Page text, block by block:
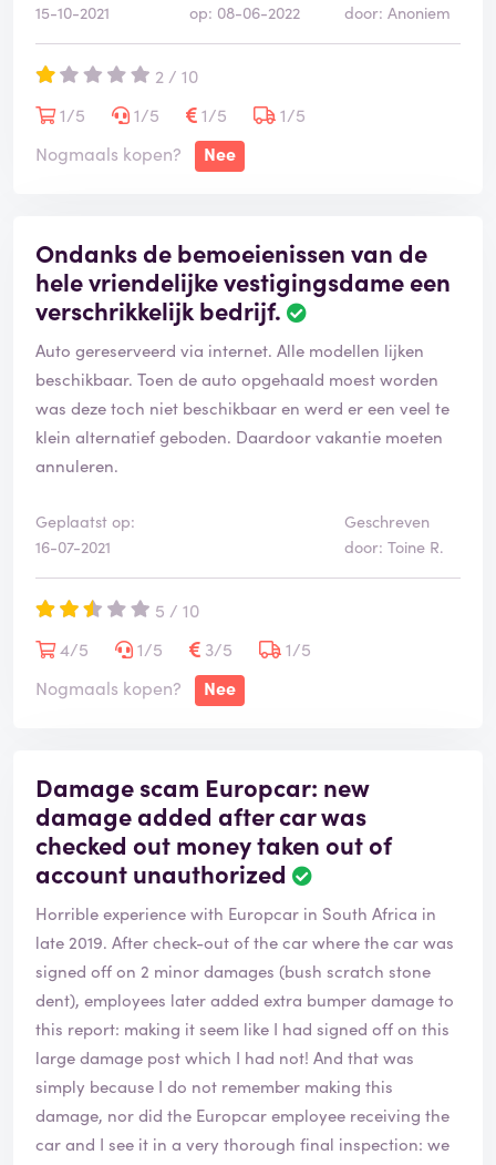
15-10-2021
op: 08-06-2022
door: Anoniem
2 / 10
1/5
1/5 1/5
1/5
Nogmaals kopen?
Nee
Ondanks de bemoeienissen van de
hele vriendelijke vestigingsdame een
verschrikkelijk bedrijf.
Auto gereserveerd via internet. Alle modellen lijken
beschikbaar. Toen de auto opgehaald moest worden
was deze toch niet beschikbaar en werd er een veel te
klein alternatief geboden. Daardoor vakantie moeten
annuleren.
Geplaatst op:
16-07-2021
Geschreven
door: Toine R.
5 / 10
4/5
1/5 3/5
1/5
Nogmaals kopen?
Nee
Damage scam Europcar: new
damage added after car was
checked out money taken out of
account unauthorized
Horrible experience with Europcar in South Africa in
late 2019. After check-out of the car where the car was
signed off on 2 minor damages (bush scratch stone
dent), employees later added extra bumper damage to
this report: making it seem like I had signed off on this
large damage post which I had not! And that was
simply because I do not remember making this
damage, nor did the Europcar employee receiving the
car and I see it in a very thorough final inspection: we